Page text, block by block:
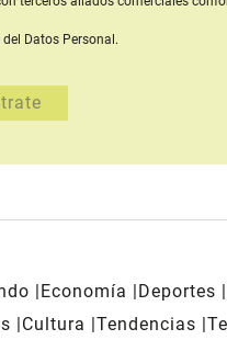
Datos Personal.
Economía Deportes
Cultura Tendencias